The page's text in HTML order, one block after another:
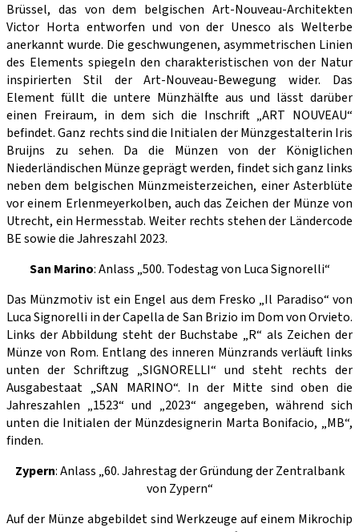
Brüssel, das von dem belgischen Art-Nouveau-Architekten
Victor Horta entworfen und von der Unesco als Welterbe
anerkannt wurde. Die geschwungenen, asymmetrischen Linien
des Elements spiegeln den charakteristischen von der Natur
inspirierten Stil der Art-Nouveau-Bewegung wider. Das
Element füllt die untere Münzhälfte aus und lässt darüber
einen Freiraum, in dem sich die Inschrift „ART NOUVEAU“
befindet. Ganz rechts sind die Initialen der Münzgestalterin Iris
Bruijns zu sehen. Da die Münzen von der Königlichen
Niederländischen Münze geprägt werden, findet sich ganz links
neben dem belgischen Münzmeisterzeichen, einer Asterblüte
vor einem Erlenmeyerkolben, auch das Zeichen der Münze von
Utrecht, ein Hermesstab. Weiter rechts stehen der Ländercode
BE sowie die Jahreszahl 2023.
San Marino: Anlass „500. Todestag von Luca Signorelli“
Das Münzmotiv ist ein Engel aus dem Fresko „Il Paradiso“ von
Luca Signorelli in der Capella de San Brizio im Dom von Orvieto.
Links der Abbildung steht der Buchstabe „R“ als Zeichen der
Münze von Rom. Entlang des inneren Münzrands verläuft links
unten der Schriftzug „SIGNORELLI“ und steht rechts der
Ausgabestaat „SAN MARINO“. In der Mitte sind oben die
Jahreszahlen „1523“ und „2023“ angegeben, während sich
unten die Initialen der Münzdesignerin Marta Bonifacio, „MB“,
finden.
Zypern: Anlass „60. Jahrestag der Gründung der Zentralbank
von Zypern“
Auf der Münze abgebildet sind Werkzeuge auf einem Mikrochip